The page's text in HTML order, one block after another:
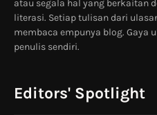
atau segala hal yang berkaitan
literasi. Setiap tulisan dari
membaca empunya blog. Gaya
penulis sendiri.
Editors' Spotlight